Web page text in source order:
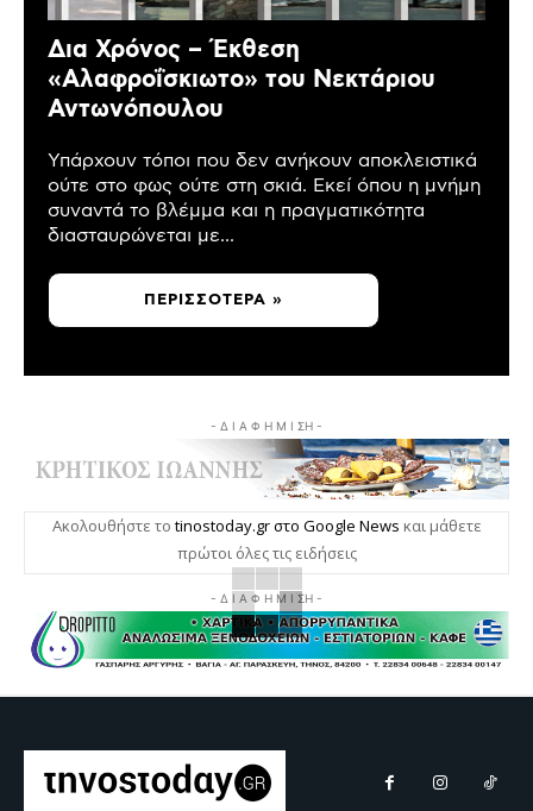
Δια Χρόνος – Έκθεση
«Αλαφροΐσκιωτο» του Νεκτάριου
Αντωνόπουλου
Υπάρχουν τόποι που δεν ανήκουν αποκλειστικά
ούτε στο φως ούτε στη σκιά. Εκεί όπου η μνήμη
συναντά το βλέμμα και η πραγματικότητα
διασταυρώνεται με...
ΠΕΡΙΣΣΌΤΕΡΑ »
- Δ Ι Α Φ Η Μ Ι ΣΗ -
Ακολουθήστε το tinostoday.gr στο Google News και μάθετε
πρώτοι όλες τις ειδήσεις
- Δ Ι Α Φ Η Μ Ι ΣΗ -